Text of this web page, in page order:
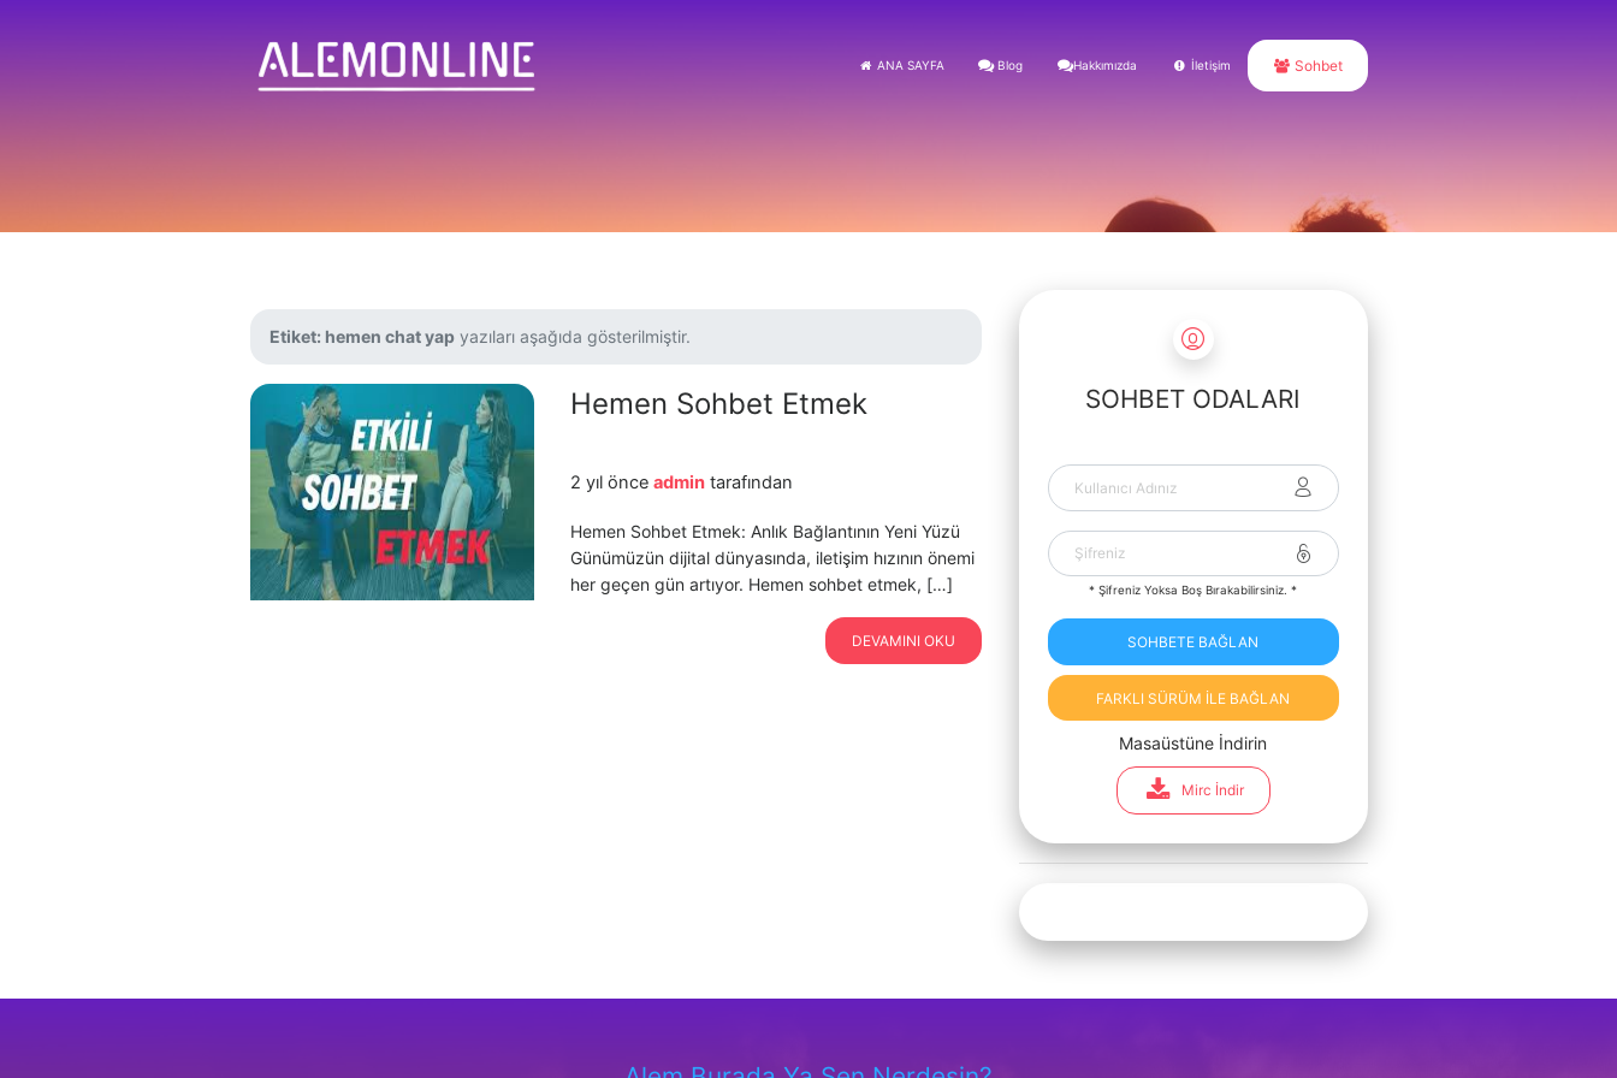
ANA SAYFA Blog Hakkımızda İletişim Sohbet
Etiket: hemen chat yap yazıları aşağıda gösterilmiştir.
Hemen Sohbet Etmek
2 yıl önce admintarafından
Hemen Sohbet Etmek: Anlık Bağlantının Yeni Yüzü
Günümüzün dijital dünyasında, iletişim hızının önemi
her geçen gün artıyor. Hemen sohbet etmek, […]
DEVAMINI OKU
SOHBET ODALARI
* Şifreniz Yoksa Boş Bırakabilirsiniz. *
SOHBETE BAĞLAN
FARKLI SÜRÜM İLE BAĞLAN
Masaüstüne İndirin
Mirc İndir